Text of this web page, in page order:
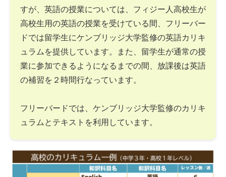
すが、英語の授業については、フィジー人高校生が
高校生用の英語の授業を受けている間、フリーバー
ドでは留学生にケンブリッジ大学監修の英語カリキ
ュラムを提供しています。また、留学生が通常の授
業に参加できるようになるまでの間、放課後は英語
の補習を２時間行なっています。
フリーバードでは、ケンブリッジ大学監修のカリキ
ュラムとテキストを利用しています。